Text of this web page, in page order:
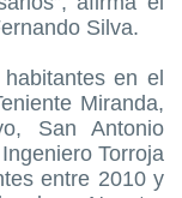
Silva.
en el
Miranda,
San Antonio
Torroja
entre 2010 y